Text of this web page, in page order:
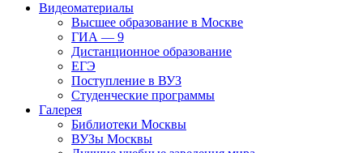
Видеоматериалы
Высшее образование в Москве
ГИА — 9
Дистанционное образование
ЕГЭ
Поступление в ВУЗ
Студенческие программы
Галерея
Библиотеки Москвы
ВУЗы Москвы